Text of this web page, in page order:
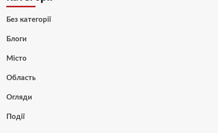
Без категорії
Блоги
Місто
Область
Огляди
Події